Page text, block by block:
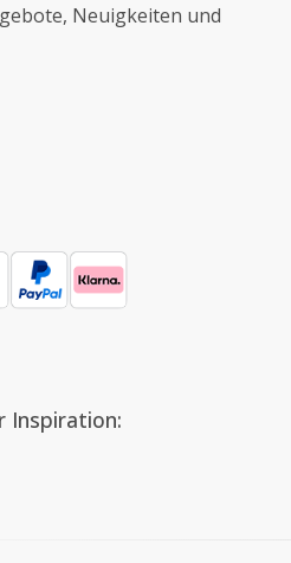
Neuigkeiten und
Inspiration: